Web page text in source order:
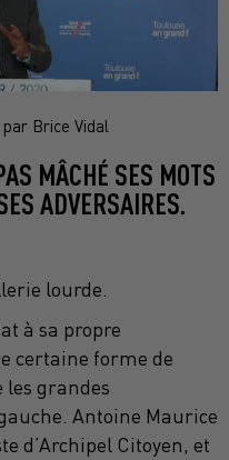
Brice Vidal
MÂCHÉ SES MOTS
ADVERSAIRES.
lourde.
à sa propre
certaine forme de
les grandes
Antoine Maurice
d’Archipel Citoyen, et